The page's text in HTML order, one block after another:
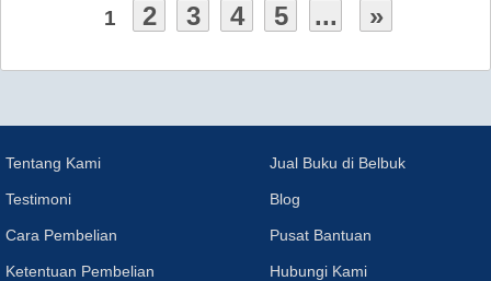
1 2 3 4 5 ... »
Tentang Kami
Testimoni
Cara Pembelian
Ketentuan Pembelian
Jual Buku di Belbuk
Blog
Pusat Bantuan
Hubungi Kami